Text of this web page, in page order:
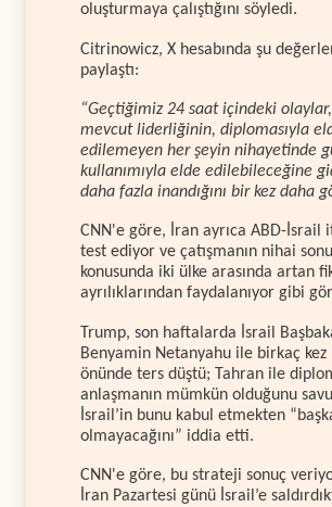
oluşturmaya çalıştığını söyledi.
Citrinowicz, X hesabında şu
paylaştı:
“Geçtiğimiz 24 saat içindeki olaylar,
mevcut liderliğinin, diplomasıyla
edilemeyen her şeyin nihayetinde
kullanımıyla elde edilebileceğine
daha fazla inandığını bir kez daha
CNN'e göre, İran ayrıca ABD-İsrail
test ediyor ve çatışmanın nihai
konusunda iki ülke arasında artan
ayrılıklarından faydalanıyor gibi
Trump, son haftalarda İsrail
Benyamin Netanyahu ile birkaç kez
önünde ters düştü; Tahran ile
anlaşmanın mümkün olduğunu
İsrail’in bunu kabul etmekten
olmayacağını” iddia etti.
CNN'e göre, bu strateji sonuç
İran Pazartesi günü İsrail’e